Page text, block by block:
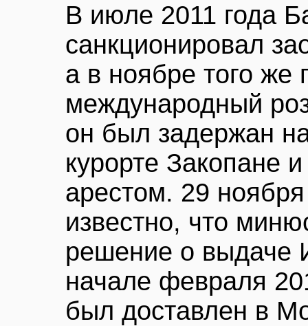
В июле 2011 года
санкционировал
а в ноябре того же
международный
он был задержан
курорте Закопане
арестом. 29
известно, что
решение о выдаче
начале февраля
был доставлен в